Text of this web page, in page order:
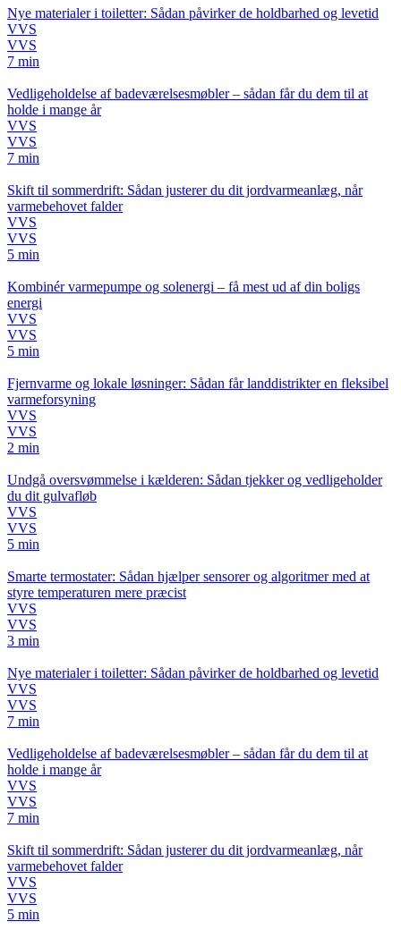
Nye materialer i toiletter: Sådan påvirker de holdbarhed og levetid
VVS
VVS
7 min
Vedligeholdelse af badeværelsesmøbler – sådan får du dem til at
holde i mange år
VVS
VVS
7 min
Skift til sommerdrift: Sådan justerer du dit jordvarmeanlæg, når
varmebehovet falder
VVS
VVS
5 min
Kombinér varmepumpe og solenergi – få mest ud af din boligs
energi
VVS
VVS
5 min
Fjernvarme og lokale løsninger: Sådan får landdistrikter en fleksibel
varmeforsyning
VVS
VVS
2 min
Undgå oversvømmelse i kælderen: Sådan tjekker og vedligeholder
du dit gulvafløb
VVS
VVS
5 min
Smarte termostater: Sådan hjælper sensorer og algoritmer med at
styre temperaturen mere præcist
VVS
VVS
3 min
Nye materialer i toiletter: Sådan påvirker de holdbarhed og levetid
VVS
VVS
7 min
Vedligeholdelse af badeværelsesmøbler – sådan får du dem til at
holde i mange år
VVS
VVS
7 min
Skift til sommerdrift: Sådan justerer du dit jordvarmeanlæg, når
varmebehovet falder
VVS
VVS
5 min